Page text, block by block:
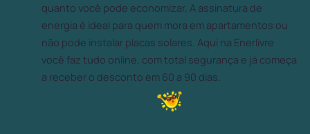
quanto você pode economizar. A assinatura de
energia é ideal para quem mora em apartamentos ou
não pode instalar placas solares. Aqui na Enerlivre
você faz tudo online, com total segurança e já começa
a receber o desconto em 60 a 90 dias.